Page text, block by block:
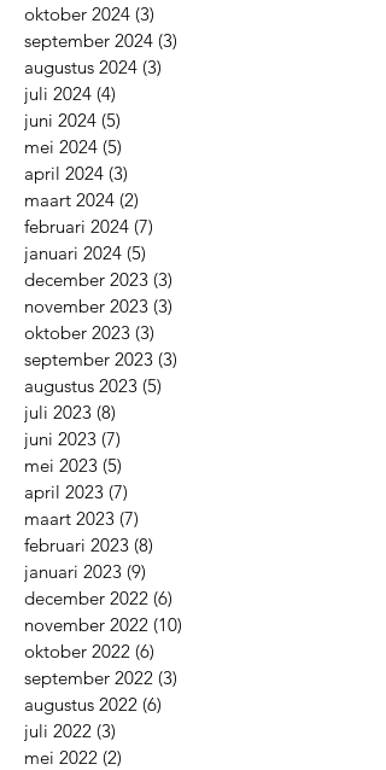
oktober 2024 (3)
september 2024 (3)
augustus 2024 (3)
juli 2024 (4)
juni 2024 (5)
mei 2024 (5)
april 2024 (3)
maart 2024 (2)
februari 2024 (7)
januari 2024 (5)
december 2023 (3)
november 2023 (3)
oktober 2023 (3)
september 2023 (3)
augustus 2023 (5)
juli 2023 (8)
juni 2023 (7)
mei 2023 (5)
april 2023 (7)
maart 2023 (7)
februari 2023 (8)
januari 2023 (9)
december 2022 (6)
november 2022 (10)
oktober 2022 (6)
september 2022 (3)
augustus 2022 (6)
juli 2022 (3)
mei 2022 (2)